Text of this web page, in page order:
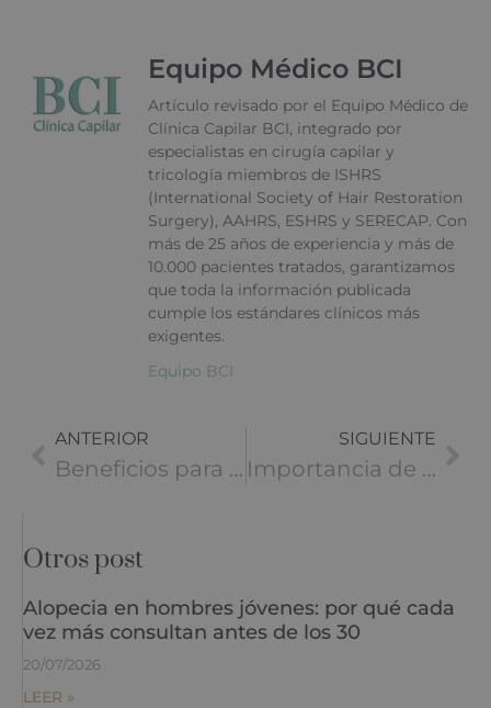
Equipo Médico BCI
Artículo revisado por el Equipo Médico de
Clínica Capilar BCI, integrado por
especialistas en cirugía capilar y
tricología miembros de ISHRS
(International Society of Hair Restoration
Surgery), AAHRS, ESHRS y SERECAP. Con
más de 25 años de experiencia y más de
10.000 pacientes tratados, garantizamos
que toda la información publicada
cumple los estándares clínicos más
exigentes.
Equipo BCI
ANTERIOR
Beneficios para el pelo del vinagre de manzana
SIGUIENTE
Importancia de un cuero cabelludo saludable para el cabello
Otros post
Alopecia en hombres jóvenes: por qué cada
vez más consultan antes de los 30
20/07/2026
LEER »